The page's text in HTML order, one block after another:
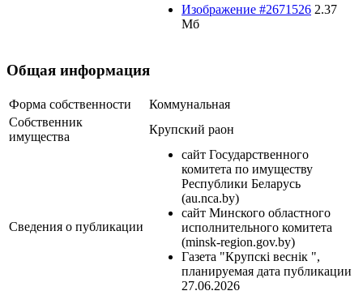
Изображение #2671526 2.37
Мб
Общая информация
Форма собственности
Коммунальная
Собственник
имущества
Крупский раон
Сведения о публикации
сайт Государственного
комитета по имуществу
Республики Беларусь
(au.nca.by)
сайт Минского областного
исполнительного комитета
(minsk-region.gov.by)
Газета "Крупскi веснiк ",
планируемая дата публикации
27.06.2026